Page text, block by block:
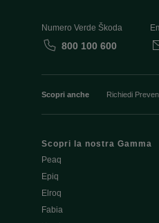
Numero Verde Škoda
800 100 600
Scopri anche Richiedi
Scopri la nostra Gamma
Peaq
Epiq
Elroq
Fabia